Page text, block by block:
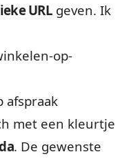
URL geven. Ik
op-
afspraak
met een kleurtje
. De gewenste